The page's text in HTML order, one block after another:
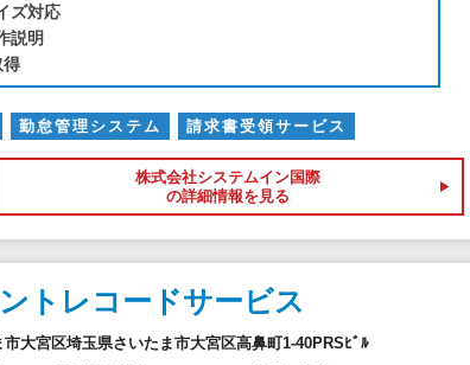
ズ対応
説明
得
勤怠管理システム 請求書受領サービス
株式会社システムイン国際
の詳細情報を見る
トレコードサービス
大宮区埼玉県さいたま市大宮区高鼻町1-40PRSﾋﾞﾙ